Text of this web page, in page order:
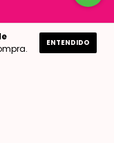
ENTENDIDO